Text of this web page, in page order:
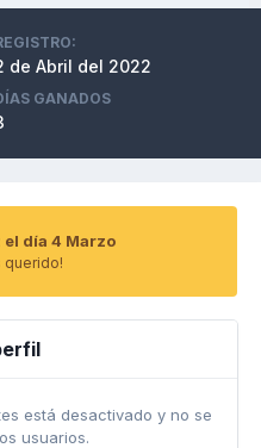
de Abril del 2022
GANADOS
día 4 Marzo
querido!
está desactivado y no se
usuarios.